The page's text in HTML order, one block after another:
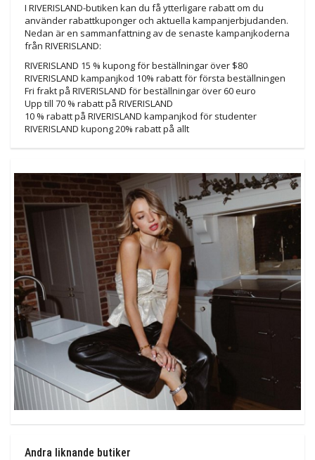
I RIVERISLAND-butiken kan du få ytterligare rabatt om du
använder rabattkuponger och aktuella kampanjerbjudanden.
Nedan är en sammanfattning av de senaste kampanjkoderna
från RIVERISLAND:
RIVERISLAND 15 % kupong för beställningar över $80
RIVERISLAND kampanjkod 10% rabatt för första beställningen
Fri frakt på RIVERISLAND för beställningar över 60 euro
Upp till 70 % rabatt på RIVERISLAND
10 % rabatt på RIVERISLAND kampanjkod för studenter
RIVERISLAND kupong 20% ​​rabatt på allt
Andra liknande butiker